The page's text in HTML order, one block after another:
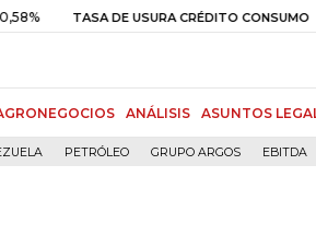
TASA DE USURA CRÉDITO CONSUMO 29,66%
ANÁLISIS ASUNTOS
PETRÓLEO GRUPO ARGOS EBITDA